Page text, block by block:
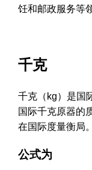
饪和邮政服务等
千克
千克（kg）是国
国际千克原器的
在国际度量衡局。
公式为